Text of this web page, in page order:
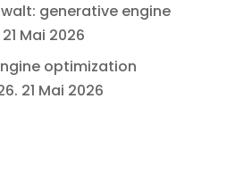
generative engine
21 Mai 2026
optimization
21 Mai 2026